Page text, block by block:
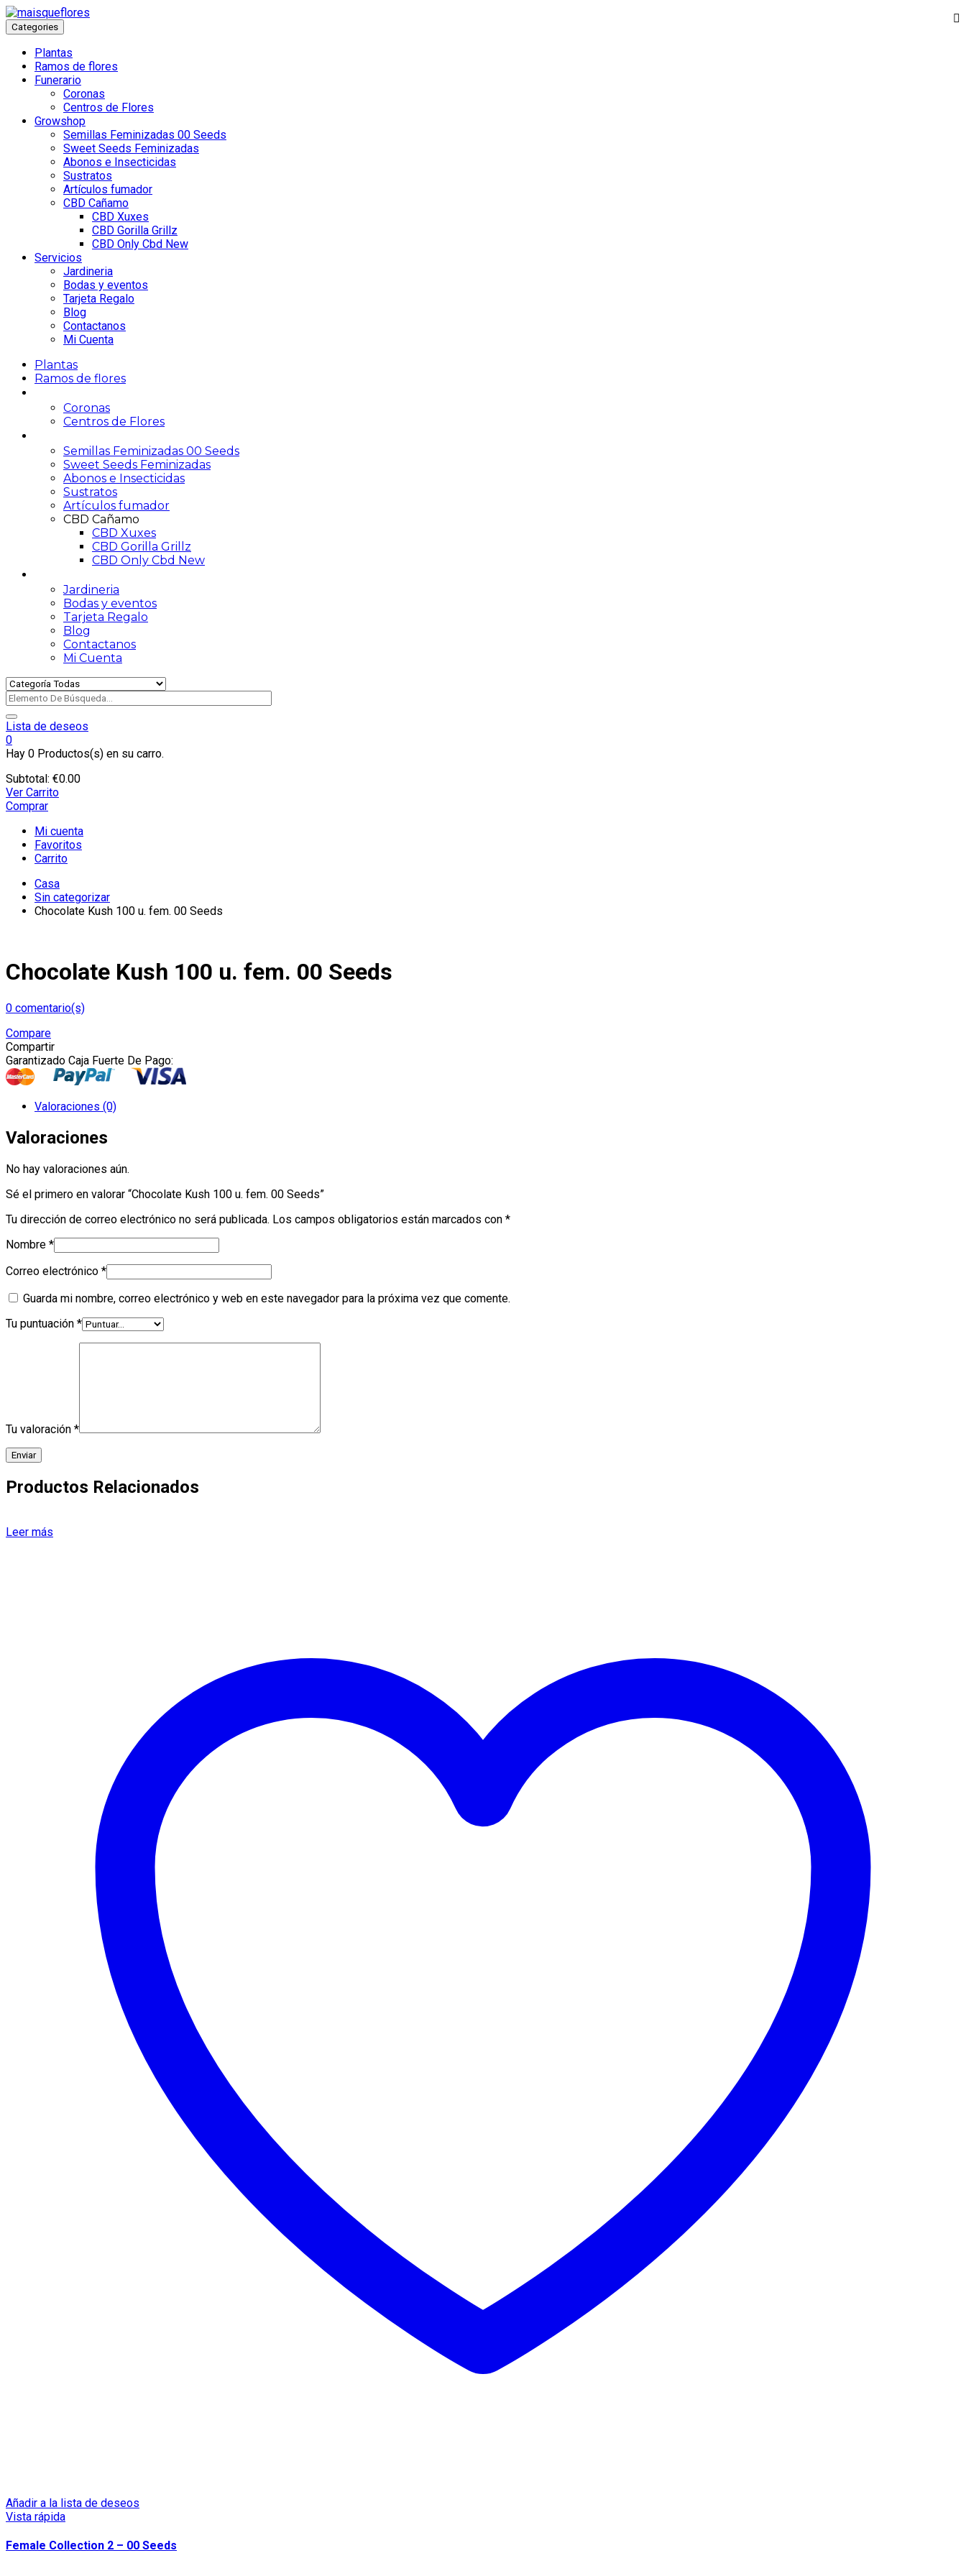
Categories
Plantas
Ramos de flores
Funerario
Coronas
Centros de Flores
Growshop
Semillas Feminizadas 00 Seeds
Sweet Seeds Feminizadas
Abonos e Insecticidas
Sustratos
Artículos fumador
CBD Cañamo
CBD Xuxes
CBD Gorilla Grillz
CBD Only Cbd New
Servicios
Jardineria
Bodas y eventos
Tarjeta Regalo
Blog
Contactanos
Mi Cuenta
Plantas
Ramos de flores
Coronas
Centros de Flores
Semillas Feminizadas 00 Seeds
Sweet Seeds Feminizadas
Abonos e Insecticidas
Sustratos
Artículos fumador
CBD Cañamo
CBD Xuxes
CBD Gorilla Grillz
CBD Only Cbd New
Jardineria
Bodas y eventos
Tarjeta Regalo
Blog
Contactanos
Mi Cuenta
Lista de deseos
0
Hay 0 Productos(s) en su carro.
Subtotal: €0.00
Ver Carrito
Comprar
Mi cuenta
Favoritos
Carrito
Casa
Sin categorizar
Chocolate Kush 100 u. fem. 00 Seeds
Chocolate Kush 100 u. fem. 00 Seeds
0 comentario(s)
Compare
Compartir
Garantizado Caja Fuerte De Pago:
Valoraciones (0)
Valoraciones
No hay valoraciones aún.
Sé el primero en valorar “Chocolate Kush 100 u. fem. 00 Seeds”
Tu dirección de correo electrónico no será publicada. Los campos obligatorios están marcados con *
Nombre *
Correo electrónico *
Guarda mi nombre, correo electrónico y web en este navegador para la próxima vez que comente.
Tu puntuación *
Tu valoración *
Productos Relacionados
Leer más
Añadir a la lista de deseos
Vista rápida
Female Collection 2 – 00 Seeds